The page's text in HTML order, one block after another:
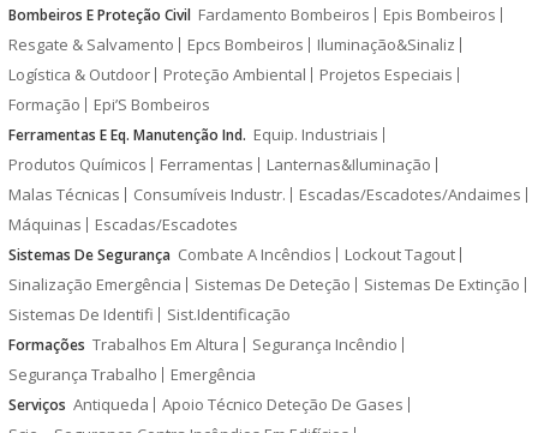
Bombeiros E Proteção Civil Fardamento Bombeiros
Epis Bombeiros
Resgate & Salvamento
Epcs Bombeiros
Iluminação&Sinaliz
Logística & Outdoor
Proteção Ambiental
Projetos Especiais
Formação
Epi’S Bombeiros
Ferramentas E Eq. Manutenção Ind. Equip. Industriais
Produtos Químicos
Ferramentas
Lanternas&Iluminação
Malas Técnicas
Consumíveis Industr.
Escadas/Escadotes/Andaimes
Máquinas
Escadas/Escadotes
Sistemas De Segurança Combate A Incêndios
Lockout Tagout
Sinalização Emergência
Sistemas De Deteção
Sistemas De Extinção
Sistemas De Identifi
Sist.Identificação
Formações Trabalhos Em Altura
Segurança Incêndio
Segurança Trabalho
Emergência
Serviços Antiqueda
Apoio Técnico Deteção De Gases